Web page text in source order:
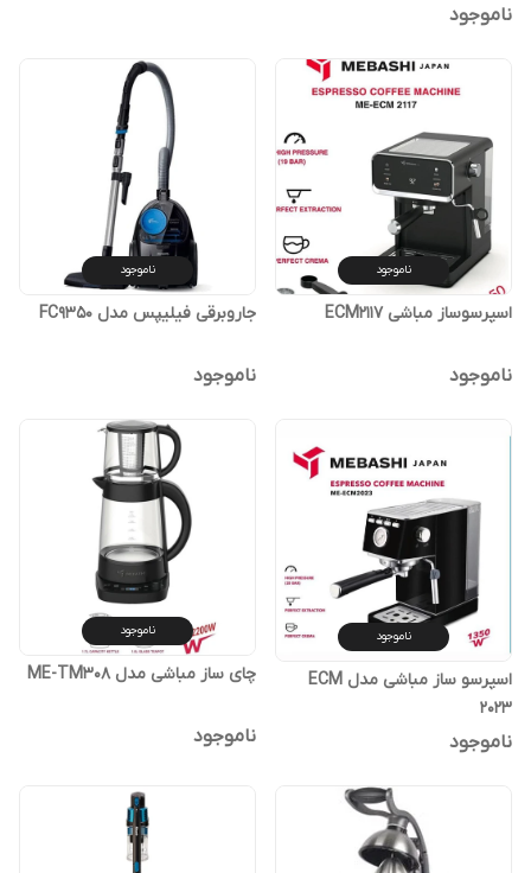
ناموجود
ناموجود
اسپرسوساز مباشی ECM2117
ناموجود
ناموجود
جاروبرقی فیلیپس مدل FC9350
ناموجود
ناموجود
اسپرسو ساز مباشی مدل ECM
2023
ناموجود
ناموجود
چای ساز مباشی مدل ME-TM308
ناموجود